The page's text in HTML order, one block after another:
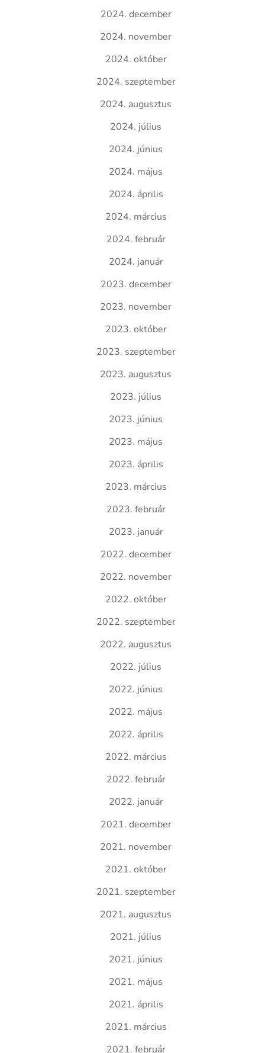
2024. december
2024. november
2024. október
2024. szeptember
2024. augusztus
2024. július
2024. június
2024. május
2024. április
2024. március
2024. február
2024. január
2023. december
2023. november
2023. október
2023. szeptember
2023. augusztus
2023. július
2023. június
2023. május
2023. április
2023. március
2023. február
2023. január
2022. december
2022. november
2022. október
2022. szeptember
2022. augusztus
2022. július
2022. június
2022. május
2022. április
2022. március
2022. február
2022. január
2021. december
2021. november
2021. október
2021. szeptember
2021. augusztus
2021. július
2021. június
2021. május
2021. április
2021. március
2021. február